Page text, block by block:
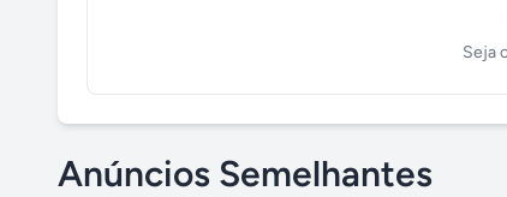
Seja
Anúncios Semelhantes